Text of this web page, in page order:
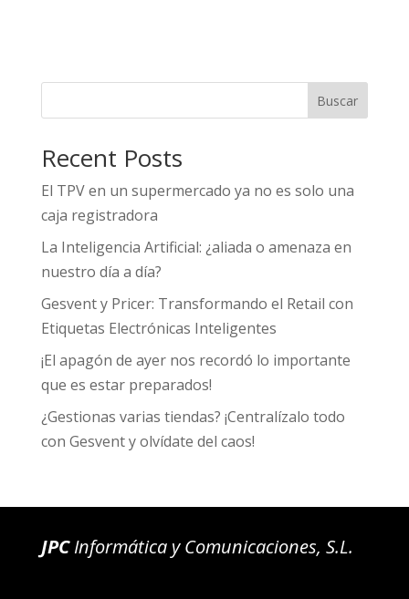
Buscar
Recent Posts
El TPV en un supermercado ya no es solo una
caja registradora
La Inteligencia Artificial: ¿aliada o amenaza en
nuestro día a día?
Gesvent y Pricer: Transformando el Retail con
Etiquetas Electrónicas Inteligentes
¡El apagón de ayer nos recordó lo importante
que es estar preparados!
¿Gestionas varias tiendas? ¡Centralízalo todo
con Gesvent y olvídate del caos!
JPCInformática y Comunicaciones, S.L.